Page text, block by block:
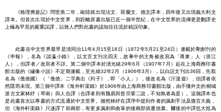
《格理弗遊記》問世第二年，歐陸就出現法文、荷蘭文、德文譯本，四年後又出現義大利文
譯本。但首次出現於中文世界，則距離原書出版已近一個半世紀，在中文世界的流傳更是翻譯史
上極為罕見的嚴重誤譯，以致人們對此書的認知往往流於錯誤印象。
此書在中文世界最早是清同治11年4月15至18日（1872年5月21至24日）連載於剛創刊的
《申報》，名為《談瀛小錄》，以文言文刊出四天，故事中的主角被改寫為「甬東」人（浙江
人），但譯者／改寫者不詳。第二個中譯本於清光緒29年6月（1907年7月）起在上海商務印書
館出版的《繡像小說》不定期連載，至光緒32年2月（1906年3月），以白話文刊出36回，先取
名為《僬僥國》（「僬僥」二字典出《列子》，即「小人」），後改名為《汗漫遊》，但譯者依
然隱而未現。第三個中譯本《海外軒渠錄》於1906年由上海商務印書館出版，由不懂外文的桐城
派古文家林紓（琴南）與人合譯（合譯者則有魏易與曾宗鞏二說，不知孰者為是）。這個譯本也
是此書首次以專書的方式流通於中文世界。雖然林紓在譯序中提到作者的諷刺手法及微言大義，
但《海外軒渠錄》只迻譯了前兩部，有更多諷刺和曲筆的後兩部俱遭捨棄。爾後的中譯也大抵為